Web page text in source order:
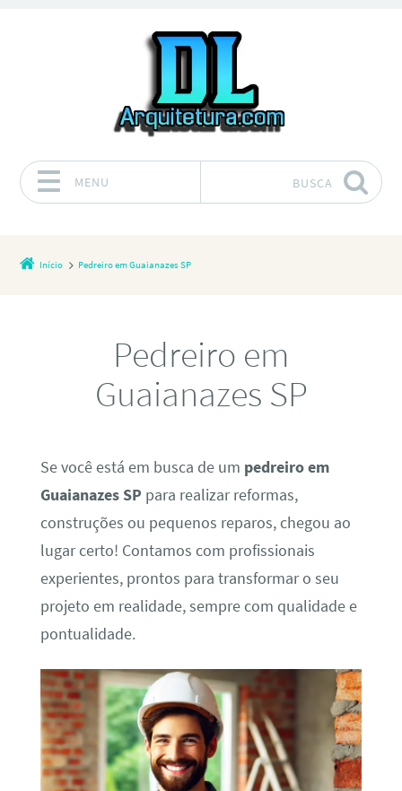
MENU BUSCA
Início Pedreiro em Guaianazes SP
Pedreiro em
Guaianazes SP
Se você está em busca de um pedreiro em
Guaianazes SP para realizar reformas,
construções ou pequenos reparos, chegou ao
lugar certo! Contamos com profissionais
experientes, prontos para transformar o seu
projeto em realidade, sempre com qualidade e
pontualidade.